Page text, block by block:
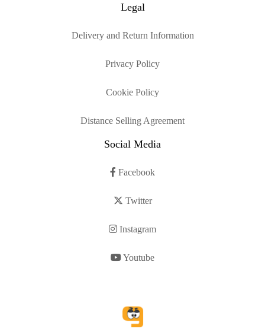
Legal
Delivery and Return Information
Privacy Policy
Cookie Policy
Distance Selling Agreement
Social Media
Facebook
Twitter
Instagram
Youtube